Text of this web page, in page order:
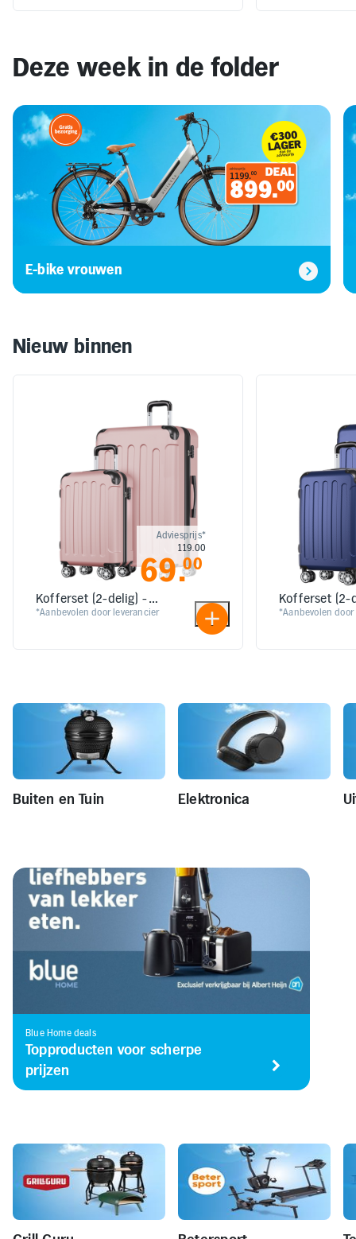
Inloggen
Toegankelijkheid
door
te
verhogen
Deze week in de folder
E-bike vrouwen
Nieuw binnen
69.00
Adviesprijs*
119.00
Kofferset (2-delig) -
Roségoud
*Aanbevolen door leverancier
Kofferset (2-
Donkerblauw
*Aanbevolen
Buiten en Tuin Elektronica
Blue Home deals
Topproducten voor scherpe
prijzen